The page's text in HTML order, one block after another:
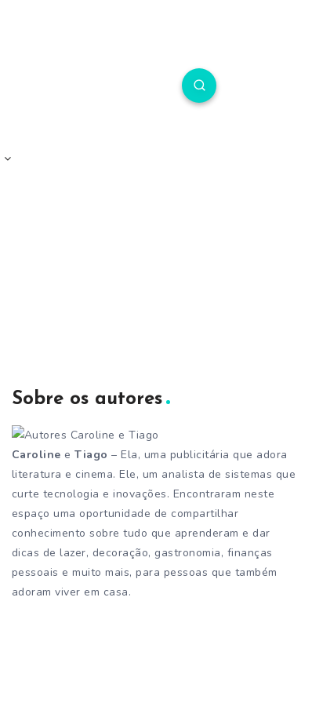
Sobre os autores
Caroline eTiago – Ela, uma publicitária que adora
literatura e cinema. Ele, um analista de sistemas que
curte tecnologia e inovações. Encontraram neste
espaço uma oportunidade de compartilhar
conhecimento sobre tudo que aprenderam e dar
dicas de lazer, decoração, gastronomia, finanças
pessoais e muito mais, para pessoas que também
adoram viver em casa.